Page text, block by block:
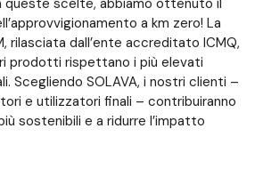
queste scelte, abbiamo ottenuto il
a km zero! La
rilasciata dall’ente accreditato ICMQ,
prodotti rispettano i più elevati
Scegliendo SOLAVA, i nostri clienti –
e utilizzatori finali – contribuiranno
sostenibili e a ridurre l’impatto